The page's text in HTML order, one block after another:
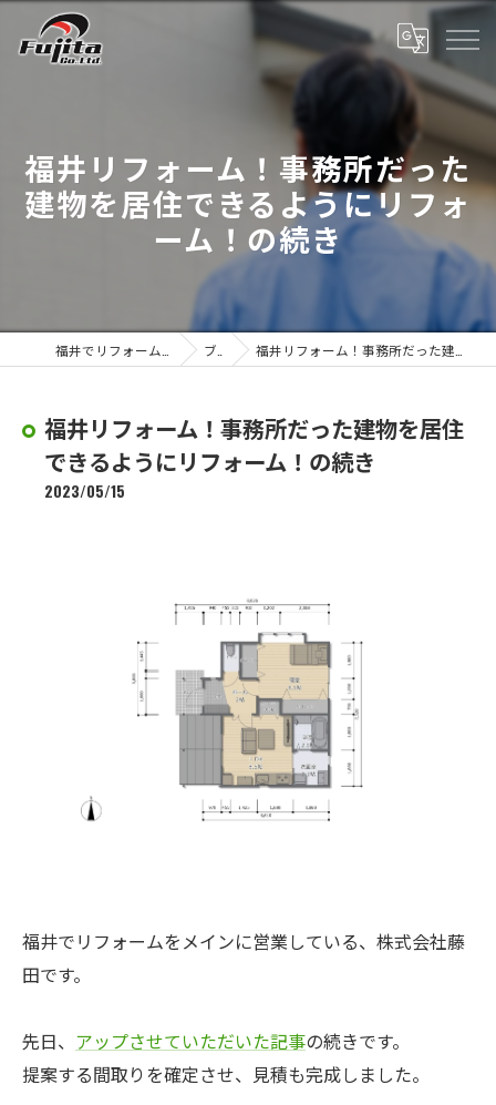
福井リフォーム！事務所だった
建物を居住できるようにリフォ
ーム！の続き
ブログ 福井リフォーム！事務所だった建物を居住できるようにリフォーム！の続き
福井リフォーム！事務所だった建物を居住
できるようにリフォーム！の続き
2023/05/15
福井でリフォームをメインに営業している、株式会社藤
田です。
先日、 アップさせていただいた記事の続きです。
提案する間取りを確定させ、見積も完成しました。